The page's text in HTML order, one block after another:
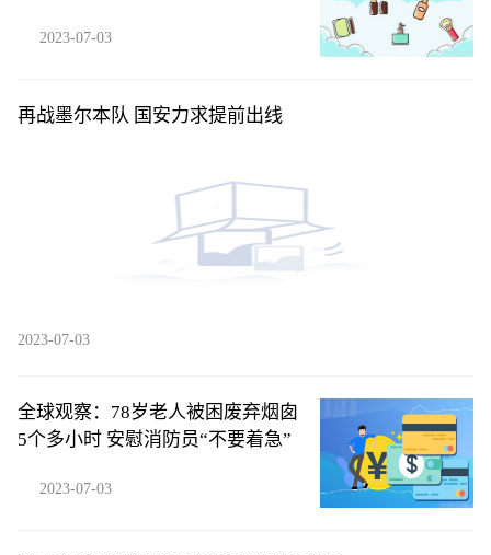
2023-07-03
再战墨尔本队 国安力求提前出线
2023-07-03
全球观察：78岁老人被困废弃烟囱
5个多小时 安慰消防员“不要着急”
2023-07-03